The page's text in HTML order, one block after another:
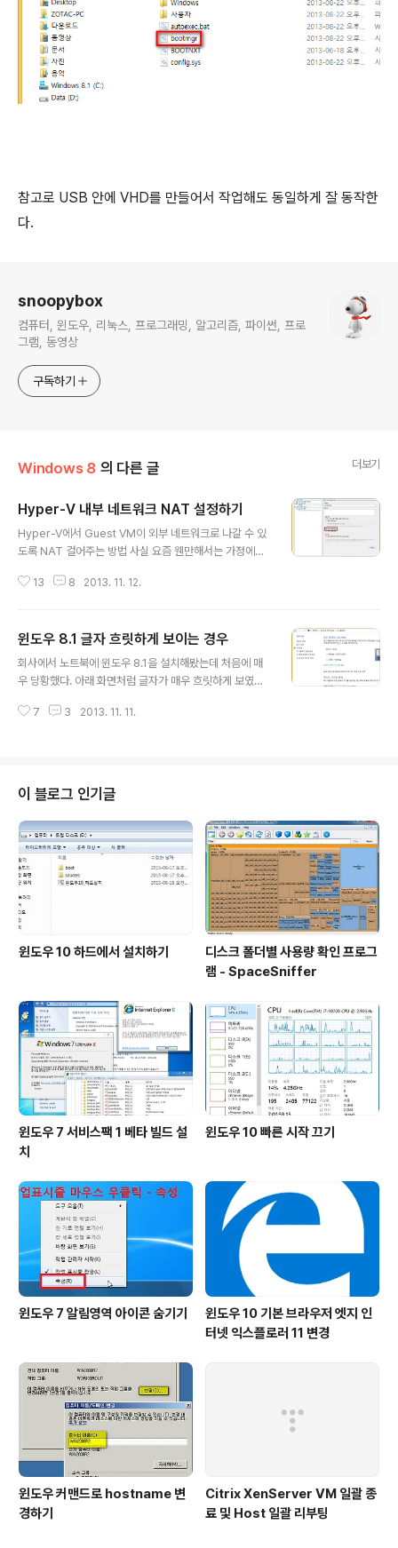
참고로 USB 안에 VHD를 만들어서 작업해도 동일하게 잘 동작한
다.
snoopybox
컴퓨터, 윈도우, 리눅스, 프로그래밍, 알고리즘, 파이썬, 프로
그램, 동영상
구독하기
Windows 8 의 다른 글 더보기
Hyper-V 내부 네트워크 NAT 설정하기
Hyper-V에서 Guest VM이 외부 네트워크로 나갈 수 있
도록 NAT 걸어주는 방법 사실 요즘 웬만해서는 가정에서
들 때 외부 네트워크로 만들어 버리면 이런 고민을 할 필요
pTIME 공유기 기준) 하지만 공유기를 사용하지 않는 환경
이거나, 회사에서 고정 IP 1개만 할당받아 사용하는 경우,
어쩔 수 없이 VM에는 내부 네트워크를 할당해야 한다. 이
면? 매우 간단하다. 물리 NIC에 인터넷 연결 공유를 걸어
13 8 2013. 11. 12.
윈도우 8.1 글자 흐릿하게 보이는 경우
회사에서 노트북에 윈도우 8.1을 설치해봤는데 처음에 매
우 당황했다. 아래 화면처럼 글자가 매우 흐릿하게 보였기
였던 이유는 위 화면에서 기본 값이 125%로 설정되어 있
가 아닌 RGB에서 이런 증상이 나타나는 것은 아닐까 추론
해본다.
7 3 2013. 11. 11.
이 블로그 인기글
윈도우 10 하드에서 설치하기
디스크 폴더별 사용량 확인 프로그
램 - SpaceSniffer
윈도우 7 서비스팩 1 베타 빌드 설
치
윈도우 10 빠른 시작 끄기
윈도우 7 알림영역 아이콘 숨기기
윈도우 10 기본 브라우저 엣지 인
터넷 익스플로러 11 변경
윈도우 커맨드로 hostname 변
경하기
Citrix XenServer VM 일괄 종
료 및 Host 일괄 리부팅